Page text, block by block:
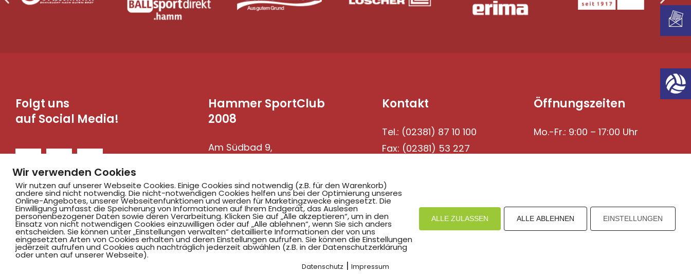
Folgt uns
auf Social Media!
Hammer SportClub
2008
Am Südbad 9,
Kontakt
Tel.: (02381) 87 10 100
Fax: (02381) 53 227
Öffnungszeiten
Mo.-Fr.: 9:00 – 17:00 Uhr
©2025 Hammer SportClub 2008 e.V. Mit zum Verein by PASSGEBER
Wir verwenden Cookies
Wir nutzen auf unserer Webseite Cookies. Einige Cookies sind notwendig (z.B. für den Warenkorb)
andere sind nicht notwendig. Die nicht-notwendigen Cookies helfen uns bei der Optimierung unseres
Online-Angebotes, unserer Webseitenfunktionen und werden für Marketingzwecke eingesetzt. Die
Einwilligung umfasst die Speicherung von Informationen auf Ihrem Endgerät, das Auslesen
personenbezogener Daten sowie deren Verarbeitung. Klicken Sie auf „Alle akzeptieren“, um in den
Einsatz von nicht notwendigen Cookies einzuwilligen oder auf „Alle ablehnen“, wenn Sie sich anders
entscheiden. Sie können unter „Einstellungen verwalten“ detaillierte Informationen der von uns
eingesetzten Arten von Cookies erhalten und deren Einstellungen aufrufen. Sie können die Einstellungen
jederzeit aufrufen und Cookies auch nachträglich jederzeit abwählen (z.B. in der Datenschutzerklärung
oder unten auf unserer Webseite).
ALLE ZULASSEN ALLE ABLEHNEN EINSTELLUNGEN
Datenschutz | Impressum